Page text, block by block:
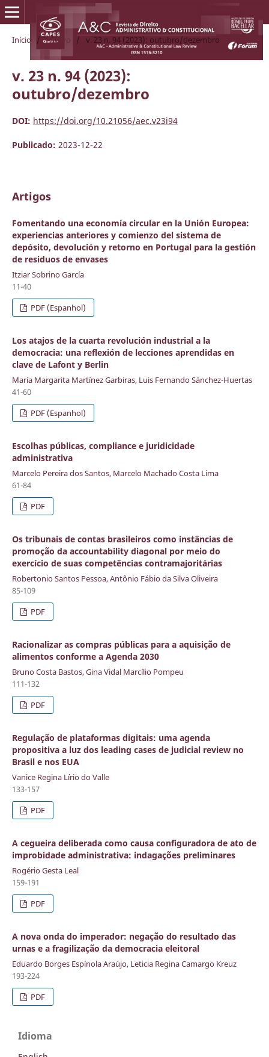
Início / Acervo / v. 23 n. 94 (2023): outubro/dezembro
v. 23 n. 94 (2023):
outubro/dezembro
DOI: https://doi.org/10.21056/aec.v23i94
Publicado: 2023-12-22
Artigos
Fomentando una economía circular en la Unión Europea:
experiencias anteriores y comienzo del sistema de
depósito, devolución y retorno en Portugal para la gestión
de residuos de envases
Itziar Sobrino García
11-40
PDF (Espanhol)
Los atajos de la cuarta revolución industrial a la
democracia: una reflexión de lecciones aprendidas en
clave de Lafont y Berlin
María Margarita Martínez Garbiras, Luis Fernando Sánchez-Huertas
41-60
PDF (Espanhol)
Escolhas públicas, compliance e juridicidade
administrativa
Marcelo Pereira dos Santos, Marcelo Machado Costa Lima
61-84
PDF
Os tribunais de contas brasileiros como instâncias de
promoção da accountability diagonal por meio do
exercício de suas competências contramajoritárias
Robertonio Santos Pessoa, Antônio Fábio da Silva Oliveira
85-109
PDF
Racionalizar as compras públicas para a aquisição de
alimentos conforme a Agenda 2030
Bruno Costa Bastos, Gina Vidal Marcílio Pompeu
111-132
PDF
Regulação de plataformas digitais: uma agenda
propositiva a luz dos leading cases de judicial review no
Brasil e nos EUA
Vanice Regina Lírio do Valle
133-157
PDF
A cegueira deliberada como causa configuradora de ato de
improbidade administrativa: indagações preliminares
Rogério Gesta Leal
159-191
PDF
A nova onda do imperador: negação do resultado das
urnas e a fragilização da democracia eleitoral
Eduardo Borges Espínola Araújo, Leticia Regina Camargo Kreuz
193-224
PDF
Idioma